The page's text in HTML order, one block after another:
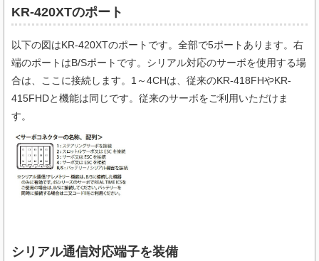
KR-420XTのポート
以下の図はKR-420XTのポートです。全部で5ポートあります。右
端のポートはB/Sポートです。シリアル対応のサーボを使用する場
合は、ここに接続します。1～4CHは、従来のKR-418FHやKR-
415FHDと機能は同じです。従来のサーボをご利用いただけま
す。
シリアル通信対応端子を装備